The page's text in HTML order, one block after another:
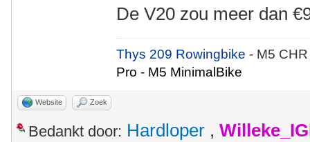
De V20 zou meer dan
Thys 209 Rowingbike- M5
Pro - M5 MinimalBike
Website Zoek
Bedankt door: Hardloper ,